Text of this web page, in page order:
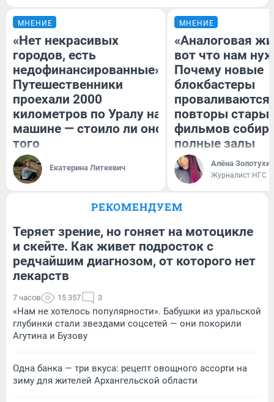
МНЕНИЕ
«Нет некрасивых
городов, есть
недофинансированные».
Путешественники
проехали 2000
километров по Уралу на
машине — стоило ли оно
того
Екатерина Литкевич
МНЕНИЕ
«Аналоговая
вот что нам
Почему новые
блокбастеры
повторы
фильмов
полные залы
Алёна
Журналист НГС
РЕКОМЕНДУЕМ
Теряет зрение, но гоняет на мотоцикле
и скейте. Как живет подросток с
редчайшим диагнозом, от которого нет
лекарств
7 часов 15 357 3
«Нам не хотелось популярности». Бабушки из уральской
глубинки стали звездами соцсетей — они покорили
Агутина и Бузову
Одна банка — три вкуса: рецепт овощного ассорти на
зиму для жителей Архангельской области